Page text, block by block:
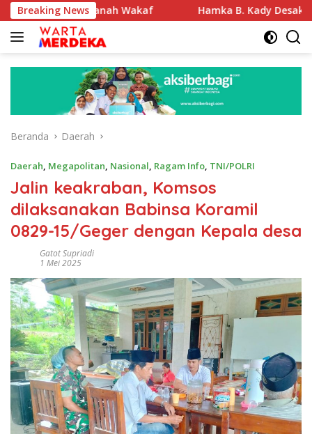
Langsung
ke
konten
Breaking News
Tanah Wakaf Hamka B. Kady Desak Evaluasi
Beranda Daerah
Daerah, Megapolitan, Nasional, Ragam Info, TNI/POLRI
Jalin keakraban, Komsos
dilaksanakan Babinsa Koramil
0829-15/Geger dengan Kepala desa
Gatot Supriadi
1 Mei 2025